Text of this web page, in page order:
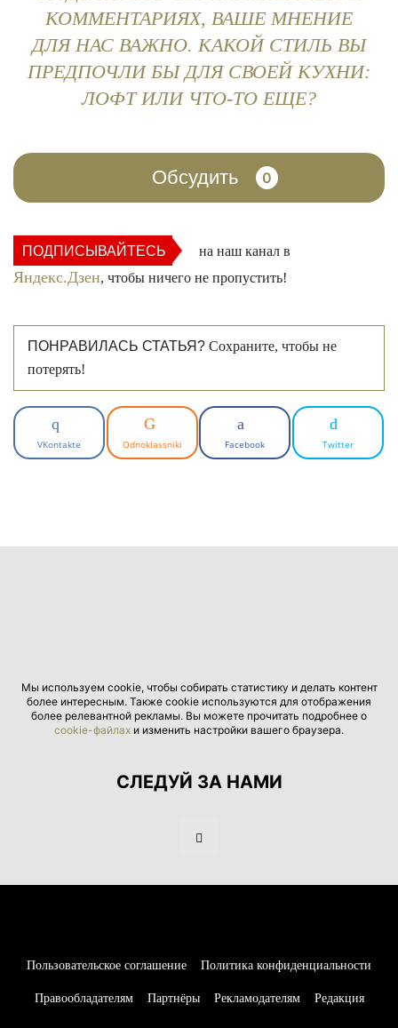
КОММЕНТАРИЯХ, ВАШЕ МНЕНИЕ
ДЛЯ НАС ВАЖНО. КАКОЙ СТИЛЬ ВЫ
ПРЕДПОЧЛИ БЫ ДЛЯ СВОЕЙ КУХНИ:
ЛОФТ ИЛИ ЧТО-ТО ЕЩЕ?
Обсудить 0
ПОДПИСЫВАЙТЕСЬ на наш канал в
Яндекс.Дзен, чтобы ничего не пропустить!
ПОНРАВИЛАСЬ СТАТЬЯ? Сохраните, чтобы не
потерять!
VKontakte Odnoklassniki Facebook Twitter
Мы используем cookie, чтобы собирать статистику и делать контент
более интересным. Также cookie используются для отображения
более релевантной рекламы. Вы можете прочитать подробнее о
cookie-файлах и изменить настройки вашего браузера.
СЛЕДУЙ ЗА НАМИ
Пользовательское соглашение Политика конфиденциальности
Правообладателям Партнёры Рекламодателям Редакция